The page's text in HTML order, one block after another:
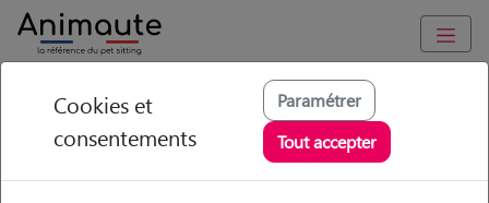
Animaute Nouvelle Aquitaine Haute-Vienne/Limoges
Cendrine - Petsitter à
LIMOGES
Cookies et
consentements
Paramétrer
Tout accepter